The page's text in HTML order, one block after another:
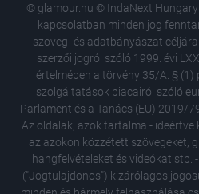
© glamour.hu © IndaNext
kapcsolatban minden jog
szöveg- és adatbányászat
szerzői jogról szóló 1999. évi
értelmében a törvény 35/A. §
szolgáltatások piacairól szóló
Parlament és a Tanács (EU) 2019/
Az oldalak, azok tartalma - ideértve
az azokon közzétett szövegeket,
hangfelvételeket és videókat stb.
("Jogtulajdonos") kizárólagos